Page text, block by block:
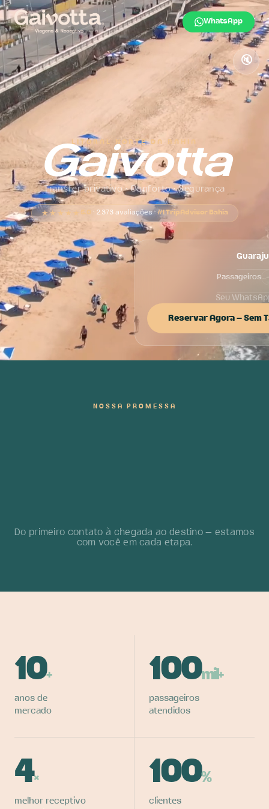
WhatsApp
LITORAL NORTE DA BAHIA
Gaivotta
Transfer privativo · Conforto · Segurança
★★★★★ 5.0 · 2.373 avaliações · #1 TripAdvisor Bahia
Passageiros
Reservar Agora — Sem
🔇
NOSSA PROMESSA
Do primeiro contato à chegada ao destino — estamos
com você em cada etapa.
10+
anos de
mercado
100mil+
passageiros
atendidos
4×
melhor receptivo
100%
clientes